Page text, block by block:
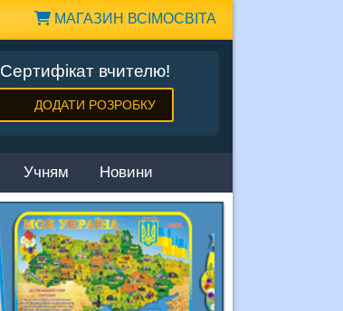
МАГАЗИН ВСІМОСВІТА
Сертифікат вчителю!
ДОДАТИ РОЗРОБКУ
Учням Новини